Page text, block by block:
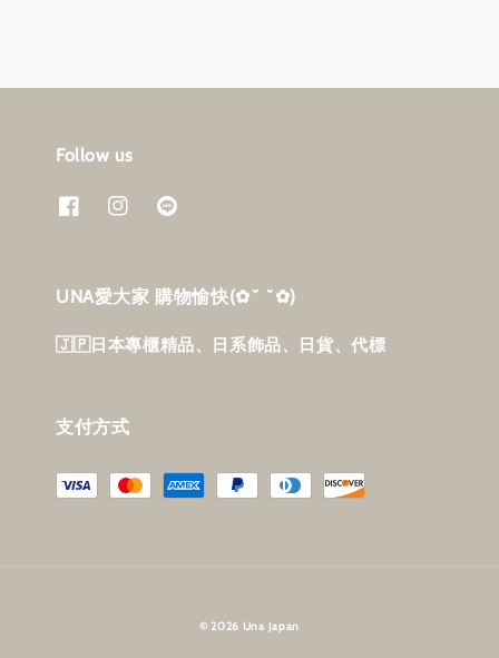
Follow us
UNA愛大家 購物愉快‎(✿˘ ˘✿)
🇯🇵日本專櫃精品、日系飾品、日貨、代標
支付方式
© 2026 Una Japan